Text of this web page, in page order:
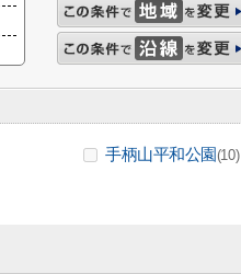
手柄山平和公園(10)